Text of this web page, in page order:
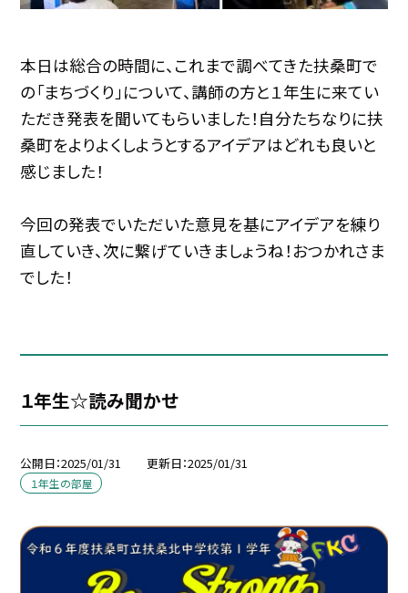
本日は総合の時間に、これまで調べてきた扶桑町で
の「まちづくり」について、講師の方と１年生に来てい
ただき発表を聞いてもらいました！自分たちなりに扶
桑町をよりよくしようとするアイデアはどれも良いと
感じました！
今回の発表でいただいた意見を基にアイデアを練り
直していき、次に繋げていきましょうね！おつかれさま
でした！
１年生☆読み聞かせ
公開日 2025/01/31 更新日 2025/01/31
１年生の部屋